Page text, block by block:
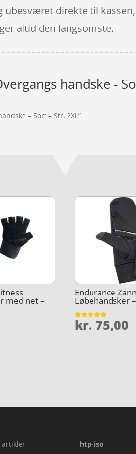
ubesværet direkte til
altid den langsomste.
handske -
– Sort – Str. 2XL”
med net –
Endurance
Løbehandsker
Vurderet
4.9
kr. 75,00
artikler htp-iso